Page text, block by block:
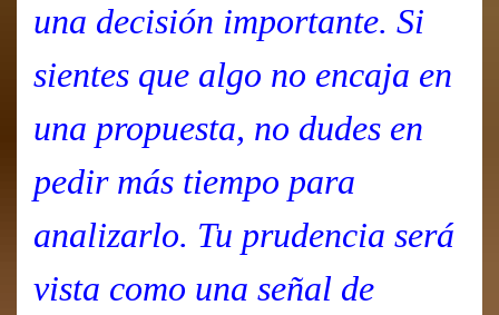
una decisión importante. Si
sientes que algo no encaja en
una propuesta, no dudes en
pedir más tiempo para
analizarlo. Tu prudencia será
vista como una señal de